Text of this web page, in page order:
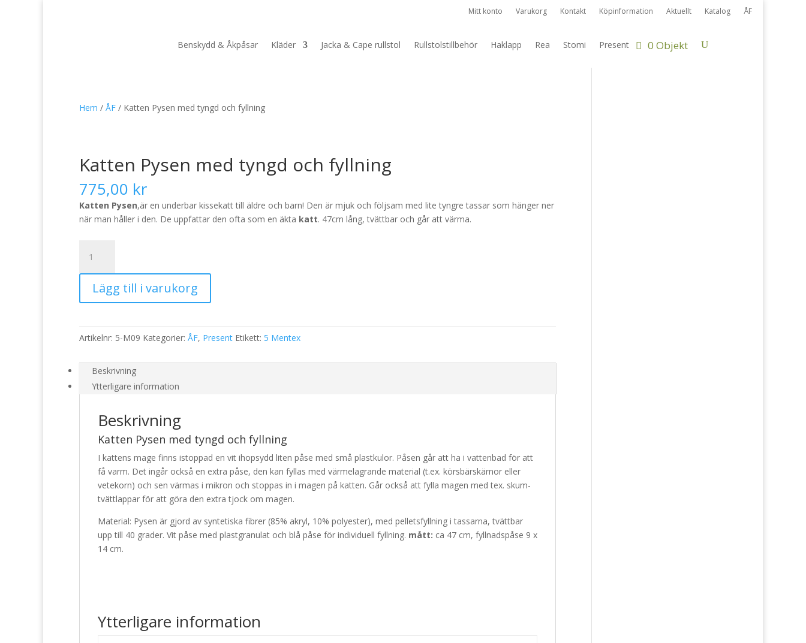
Mitt konto Varukorg Kontakt Köpinformation Aktuellt Katalog ÅF
Benskydd & Åkpåsar Kläder Jacka & Cape rullstol Rullstolstillbehör Haklapp Rea Stomi Present 0 Objekt
Hem / ÅF / Katten Pysen med tyngd och fyllning
Katten Pysen med tyngd och fyllning
775,00 kr
Katten Pysen,är en underbar kissekatt till äldre och barn! Den är mjuk och följsam med lite tyngre tassar som hänger ner
när man håller i den. De uppfattar den ofta som en äkta katt. 47cm lång, tvättbar och går att värma.
Pysen
med
tyngd
och
mängd
Lägg till i varukorg
Artikelnr: 5-M09 Kategorier: ÅF, Present Etikett: 5 Mentex
Beskrivning
Ytterligare information
Beskrivning
Katten Pysen med tyngd och fyllning
I kattens mage finns istoppad en vit ihopsydd liten påse med små plastkulor. Påsen går att ha i vattenbad för att
få varm. Det ingår också en extra påse, den kan fyllas med värmelagrande material (t.ex. körsbärskärnor eller
vetekorn) och sen värmas i mikron och stoppas in i magen på katten. Går också att fylla magen med tex. skum-
tvättlappar för att göra den extra tjock om magen.
Material: Pysen är gjord av syntetiska fibrer (85% akryl, 10% polyester), med pelletsfyllning i tassarna, tvättbar
upp till 40 grader. Vit påse med plastgranulat och blå påse för individuell fyllning. mått: ca 47 cm, fyllnadspåse 9 x
14 cm.
Ytterligare information